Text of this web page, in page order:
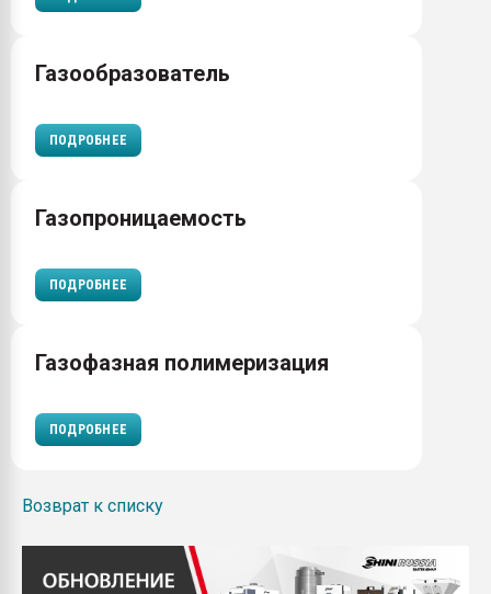
Газообразователь
ПОДРОБНЕЕ
Газопроницаемость
ПОДРОБНЕЕ
Газофазная полимеризация
ПОДРОБНЕЕ
Возврат к списку